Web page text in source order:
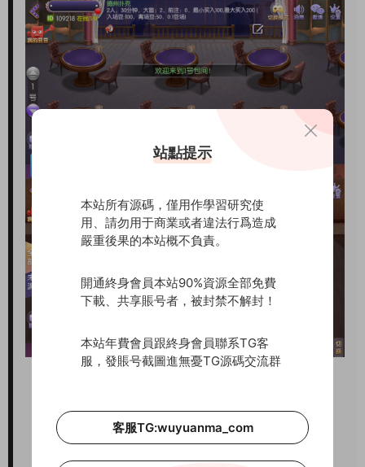
站點提示
本站所有源碼，僅用作學習研究使
用、請勿用于商業或者違法行爲造成
嚴重後果的本站概不負責。
開通終身會員本站90%資源全部免費
下載、共享賬号者，被封禁不解封！
本站年費會員跟終身會員聯系TG客
服，發賬号截圖進無憂TG源碼交流群
客服TG:wuyuanma_com